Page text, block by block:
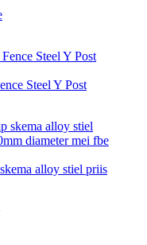
Steel Y Post
alloy stiel priis